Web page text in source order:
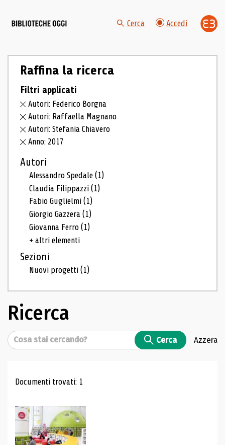
Cerca Accedi
Raffina la ricerca
Filtri applicati
Autori: Federico Borgna
Autori: Raffaella Magnano
Autori: Stefania Chiavero
Anno: 2017
Autori
Alessandro Spedale(1)
Claudia Filippazzi(1)
Fabio Guglielmi(1)
Giorgio Gazzera(1)
Giovanna Ferro(1)
+ altri elementi
Sezioni
Nuovi progetti(1)
Ricerca
Cerca Cerca Azzera
Risultati di ricerca
Documenti trovati: 1